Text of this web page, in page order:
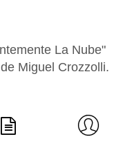
La Nube"
Miguel Crozzolli.